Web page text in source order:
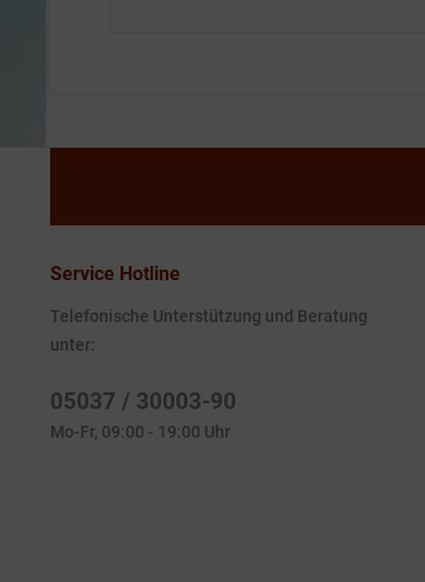
Service Hotline
Telefonische Unterstützung und Beratung
unter:
05037 / 30003-90
Mo-Fr, 09:00 - 19:00 Uhr